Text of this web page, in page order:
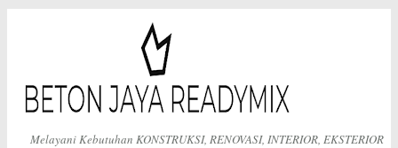
Melayani Kebutuhan KONSTRUKSI, RENOVASI, INTERIOR, EKSTERIOR